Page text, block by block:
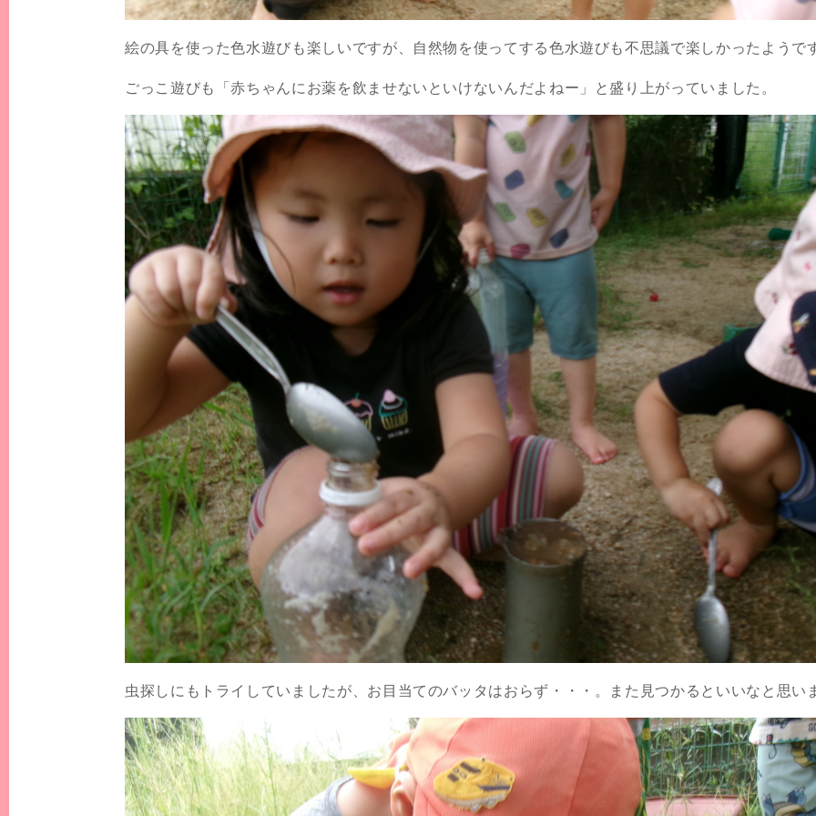
絵の具を使った色水遊びも楽しいですが、自然物を使ってする色水遊びも不思議で楽しかったようで
ごっこ遊びも「赤ちゃんにお薬を飲ませないといけないんだよねー」と盛り上がっていました。
虫探しにもトライしていましたが、お目当てのバッタはおらず・・・。また見つかるといいなと思い